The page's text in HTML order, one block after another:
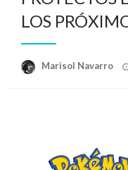
LOS
Marisol Navarro